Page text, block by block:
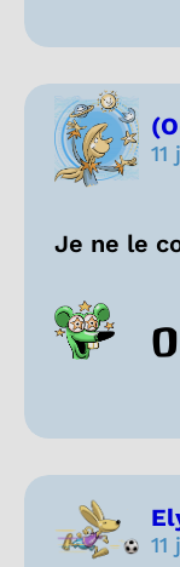
Je ne le
0